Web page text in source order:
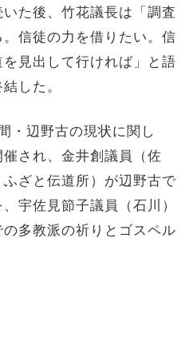
た後、竹花議長は「調査
信徒の力を借りたい。信
見出して行ければ」と語
した。
・辺野古の現状に関し
され、金井創議員（佐
ざと伝道所）が辺野古で
宇佐見節子議員（石川）
多教派の祈りとゴスペル